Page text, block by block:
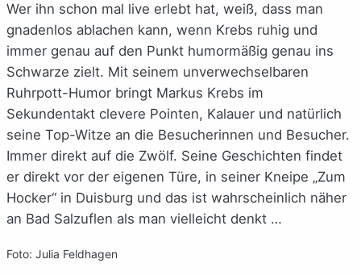
Wer ihn schon mal live erlebt hat, weiß, dass man
gnadenlos ablachen kann, wenn Krebs ruhig und
immer genau auf den Punkt humormäßig genau ins
Schwarze zielt. Mit seinem unverwechselbaren
Ruhrpott-Humor bringt Markus Krebs im
Sekundentakt clevere Pointen, Kalauer und natürlich
seine Top-Witze an die Besucherinnen und Besucher.
Immer direkt auf die Zwölf. Seine Geschichten findet
er direkt vor der eigenen Türe, in seiner Kneipe „Zum
Hocker“ in Duisburg und das ist wahrscheinlich näher
an Bad Salzuflen als man vielleicht denkt …
Foto: Julia Feldhagen